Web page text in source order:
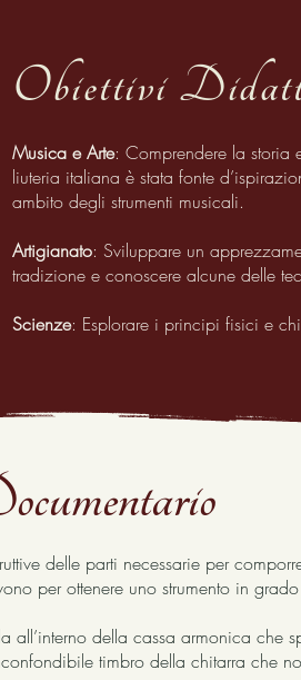
Obiettivi
Musica e Arte: Comprendere la storia
liuteria italiana è stata fonte
ambito degli strumenti musicali.
Artigianato: Sviluppare un
tradizione e conoscere alcune delle
Scienze: Esplorare i principi fisici e
delle parti necessarie per
per ottenere uno strumento in
all’interno della cassa armonica che
timbro della chitarra che